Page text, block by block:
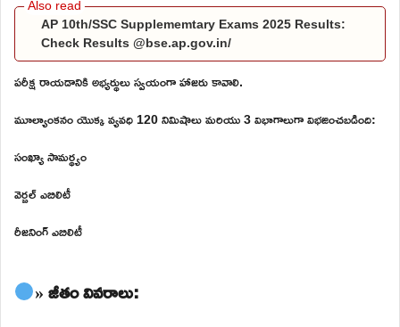
AP 10th/SSC Supplememtary Exams 2025 Results:
Check Results @bse.ap.gov.in/
పరీక్ష రాయడానికి అభ్యర్థులు స్వయంగా హాజరు కావాలి.
మూల్యాంకనం యొక్క వ్యవధి 120 నిమిషాలు మరియు 3 విభాగాలుగా విభజించబడింది:
సంఖ్యా సామర్థ్యం
వెర్బల్ ఎబిలిటీ
రీజనింగ్ ఎబిలిటీ
» జీతం వివరాలు: